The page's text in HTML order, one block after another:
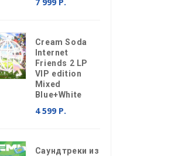
Cream Soda
Internet
Friends 2 LP
VIP edition
Mixed
Blue+White
4 599 Р.
Саундтреки из